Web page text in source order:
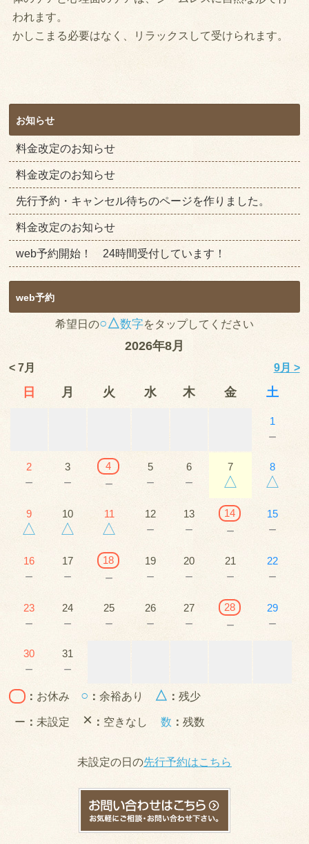
われます。
かしこまる必要はなく、リラックスして受けられます。
お知らせ
料金改定のお知らせ
料金改定のお知らせ
先行予約・キャンセル待ちのページを作りました。
料金改定のお知らせ
web予約開始！ 24時間受付しています！
web予約
希望日の○△数字をタップしてください
2026年8月
< 7月 9月 >
日 月 火 水 木 金 土
1
－
2
－
3
－
4
－
5
－
6
－
7
△
8
△
9
△
10
△
11
△
12
－
13
－
14
－
15
－
16
－
17
－
18
－
19
－
20
－
21
－
22
－
23
－
24
－
25
－
26
－
27
－
28
－
29
－
30
－
31
－
： お休み ○ ：余裕あり △ ：残少
ー ： 未設定 × ： 空きなし 数 ：残数
未設定の日の先行予約はこちら